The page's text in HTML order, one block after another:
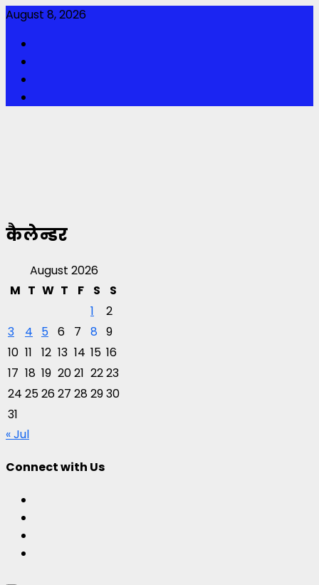
Skip
content
August 8, 2026
कैलेन्डर
August 2026
M T W T F S
S
1
2
3
4 5 6 7 8 9
10 11 12 13 14 15 16
17 18 19 2021 2223
24 252627 282930
31
« Jul
Connect with Us